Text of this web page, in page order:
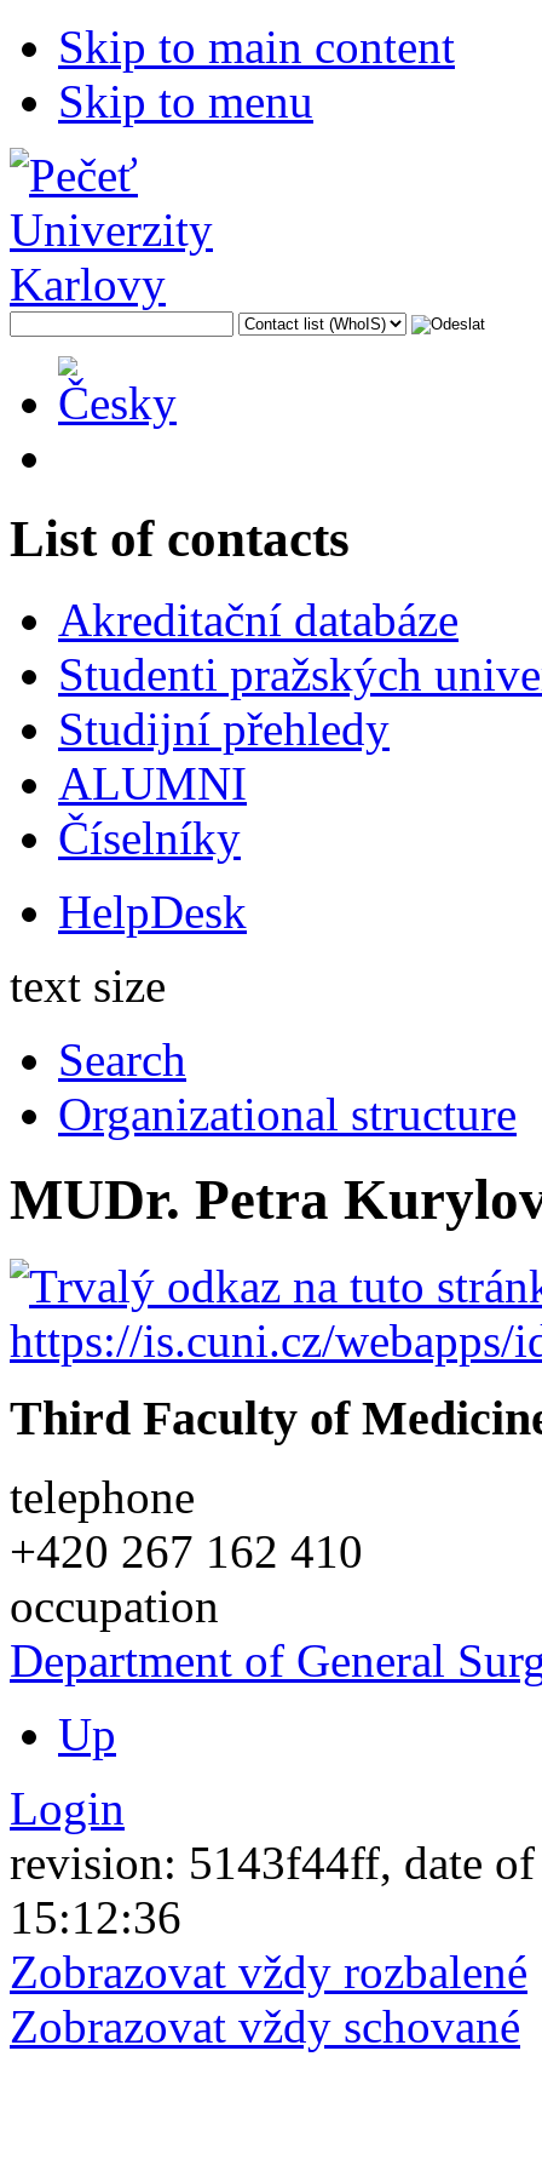
Skip to main content
Skip to menu
List of contacts
Akreditační databáze
Studenti pražských
Studijní přehledy
ALUMNI
Číselníky
HelpDesk
text size
Search
Organizational structure
MUDr. Petra
Third Faculty of
telephone
+420 267 162 410
occupation
Department of General
Up
Login
revision: 5143f44ff, date
15:12:36
Zobrazovat vždy rozbalené
Zobrazovat vždy schované